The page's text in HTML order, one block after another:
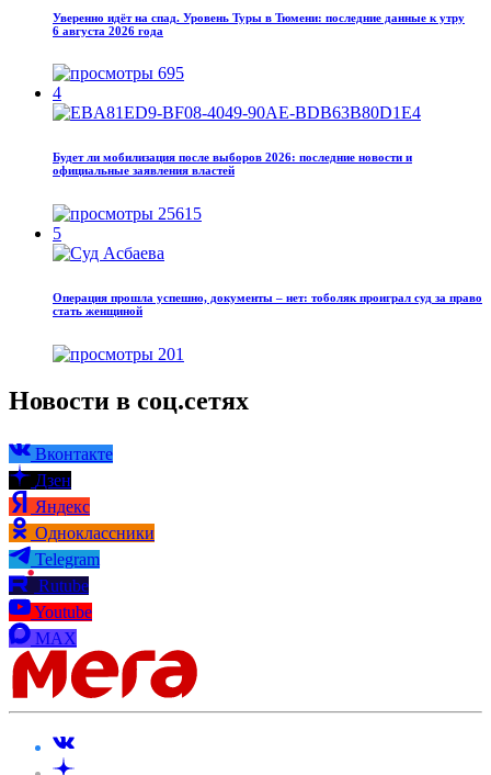
Уверенно идёт на спад. Уровень Туры в Тюмени: последние данные к утру
6 августа 2026 года
695
4
Будет ли мобилизация после выборов 2026: последние новости и
официальные заявления властей
25615
5
Операция прошла успешно, документы – нет: тоболяк проиграл суд за право
стать женщиной
201
Новости в соц.сетях
Вконтакте
Дзен
Яндекс
Одноклассники
Telegram
Rutube
Youtube
MAX